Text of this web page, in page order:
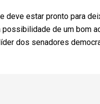
deve estar pronto para
possibilidade de um bom
dos senadores